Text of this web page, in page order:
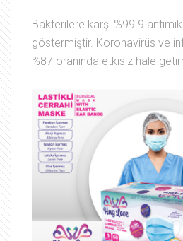
Bakterilere karşı %99.9
göstermiştir. Koronavirüs ve
%87 oranında etkisiz hale